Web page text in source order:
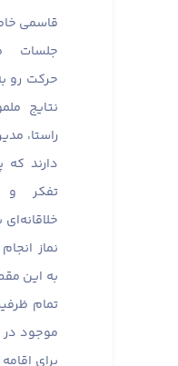
قاسمی
جلسات
حرکت رو
نتایج
راستا،
دارند
تفکر و
نماز
به این
تمام
موجود در
برای